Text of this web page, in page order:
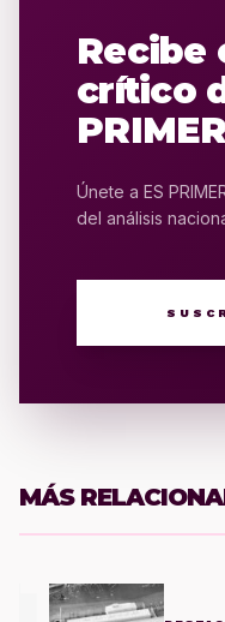
Recibe
crítico
Únete a ES
del análisis
MÁS